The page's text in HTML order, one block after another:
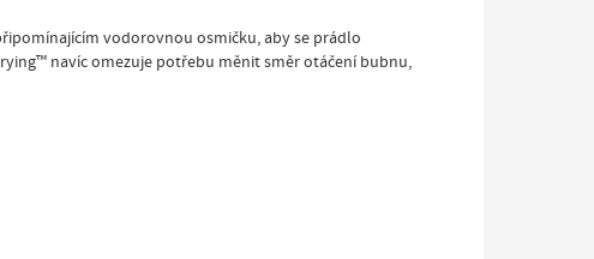
vodorovnou osmičku, aby se prádlo
navíc omezuje potřebu měnit směr otáčení bubnu,